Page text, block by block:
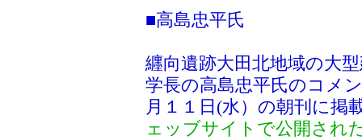
■高島忠平氏
纒向遺跡大田北地域の大
学長の高島忠平氏のコメ
月１１日(水）の朝刊に掲
ェッブサイトで公開され